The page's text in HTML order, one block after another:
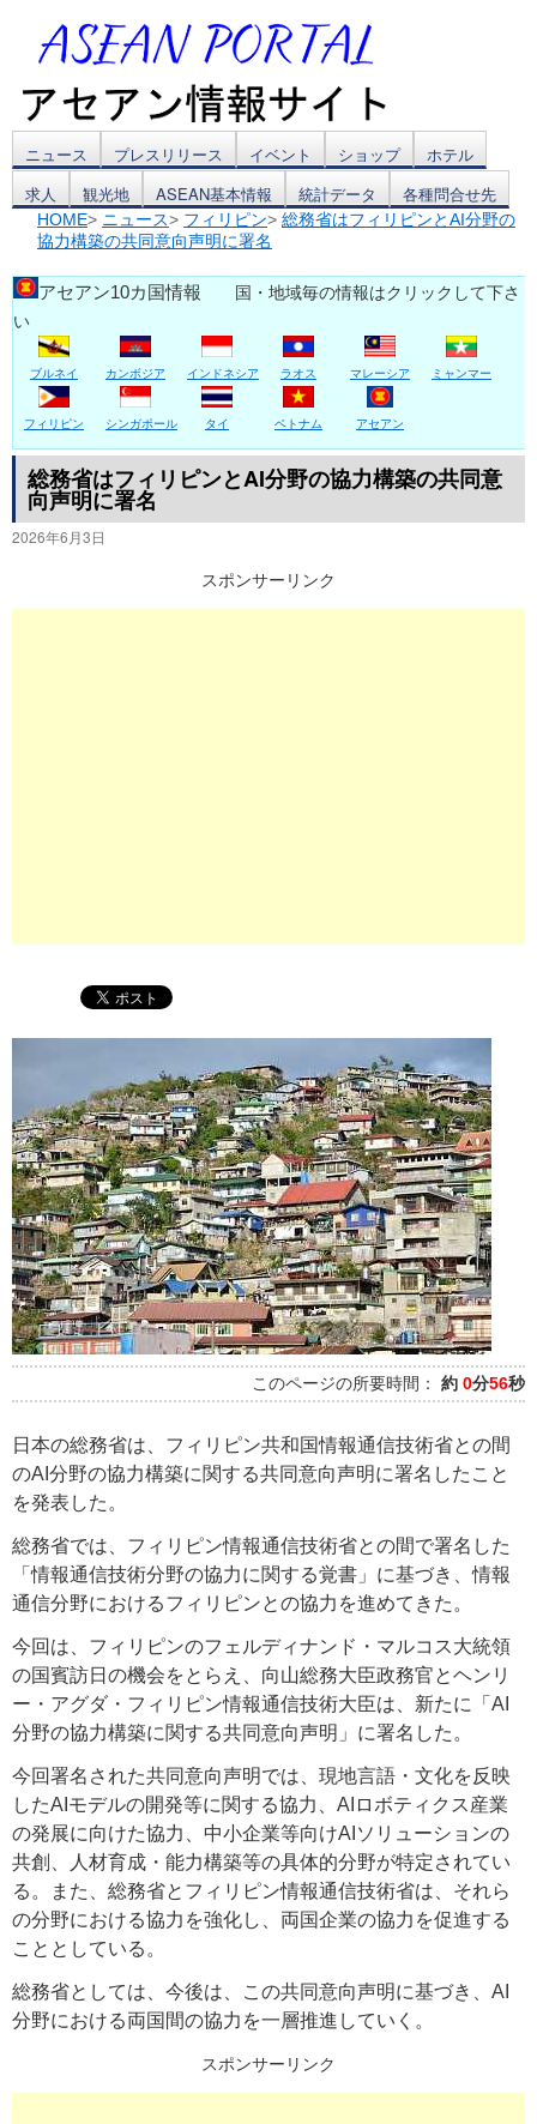
コ
ン
テ
ン
ツ
へ
ス
キ
ッ
ニュース プレスリリース イベント ショップ
ホテル
求人
観光地 ASEAN基本情報 統計データ 各種問合せ先
HOME> ニュース> フィリピン> 総務省はフィリピンとAI分野の
協力構築の共同意向声明に署名
アセアン10カ国情報 国・地域毎の情報はクリックして下さ
い
ブルネイ カンボジア インドネシア ラオス マレーシア ミャンマー
フィリピン シンガポール タイ ベトナム アセアン
総務省はフィリピンとAI分野の協力構築の共同意
向声明に署名
2026年6月3日
スポンサーリンク
このページの所要時間： 約 0分56秒
日本の総務省は、フィリピン共和国情報通信技術省との間
のAI分野の協力構築に関する共同意向声明に署名したこと
を発表した。
総務省では、フィリピン情報通信技術省との間で署名した
「情報通信技術分野の協力に関する覚書」に基づき、情報
通信分野におけるフィリピンとの協力を進めてきた。
今回は、フィリピンのフェルディナンド・マルコス大統領
の国賓訪日の機会をとらえ、向山総務大臣政務官とヘンリ
ー・アグダ・フィリピン情報通信技術大臣は、新たに「AI
分野の協力構築に関する共同意向声明」に署名した。
今回署名された共同意向声明では、現地言語・文化を反映
したAIモデルの開発等に関する協力、AIロボティクス産業
の発展に向けた協力、中小企業等向けAIソリューションの
共創、人材育成・能力構築等の具体的分野が特定されてい
る。また、総務省とフィリピン情報通信技術省は、それら
の分野における協力を強化し、両国企業の協力を促進する
こととしている。
総務省としては、今後は、この共同意向声明に基づき、AI
分野における両国間の協力を一層推進していく。
スポンサーリンク